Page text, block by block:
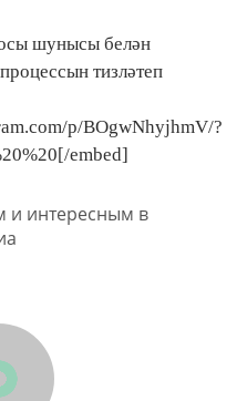
шунысы белән
тизләтеп
p/BOgwNhyjhmV/?
embed]
и интересным в